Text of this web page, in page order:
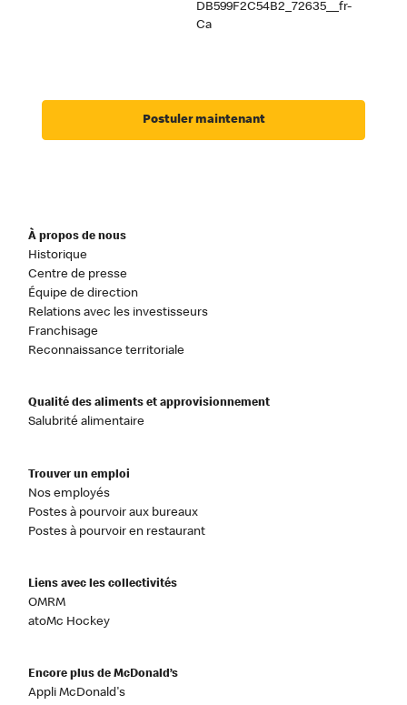
DB599F2C54B2_72635__fr-
Ca
Postuler maintenant
À propos de nous
Historique
Centre de presse
Équipe de direction
Relations avec les investisseurs
Franchisage
Reconnaissance territoriale
Qualité des aliments et approvisionnement
Salubrité alimentaire
Trouver un emploi
Nos employés
Postes à pourvoir aux bureaux
Postes à pourvoir en restaurant
Liens avec les collectivités
OMRM
atoMc Hockey
Encore plus de McDonald’s
Appli McDonald's